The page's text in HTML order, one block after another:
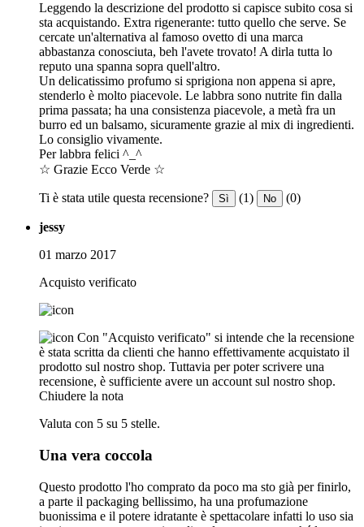
Leggendo la descrizione del prodotto si capisce subito cosa si
sta acquistando. Extra rigenerante: tutto quello che serve. Se
cercate un'alternativa al famoso ovetto di una marca
abbastanza conosciuta, beh l'avete trovato! A dirla tutta lo
reputo una spanna sopra quell'altro.
Un delicatissimo profumo si sprigiona non appena si apre,
stenderlo è molto piacevole. Le labbra sono nutrite fin dalla
prima passata; ha una consistenza piacevole, a metà fra un
burro ed un balsamo, sicuramente grazie al mix di ingredienti.
Lo consiglio vivamente.
Per labbra felici ^_^
☆ Grazie Ecco Verde ☆
Ti è stata utile questa recensione? Sì (1) No (0)
jessy
01 marzo 2017
Acquisto verificato
Con "Acquisto verificato" si intende che la recensione
è stata scritta da clienti che hanno effettivamente acquistato il
prodotto sul nostro shop. Tuttavia per poter scrivere una
recensione, è sufficiente avere un account sul nostro shop.
Chiudere la nota
Valuta con 5 su 5 stelle.
Una vera coccola
Questo prodotto l'ho comprato da poco ma sto già per finirlo,
a parte il packaging bellissimo, ha una profumazione
buonissima e il potere idratante è spettacolare infatti lo uso sia